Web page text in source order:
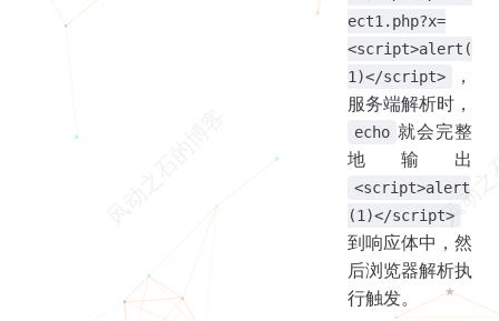
ect1.php?x=
<script>alert(
1)</script>
，
服务端解析时，
echo 就会完整
地输出
<script>alert
(1)</script>
到响应体中，然
后浏览器解析执
行触发。